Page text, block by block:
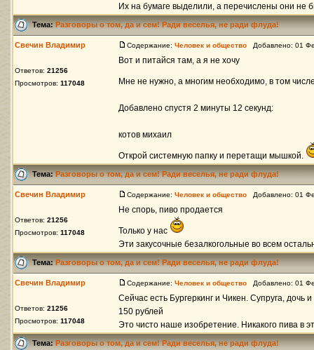
Их на бумаге выделили, а перечислены они не
Тема:Разговоры о том, да и сем! Ради веселья, не ради флуда!
Свечин Владимир
Ответов: 21256
Просмотров: 117048
Содержание: Человек и общество Добавлено: 01
Вот и питайся там, а я не хочу
Мне не нужно, а многим необходимо, в том
Добавлено спустя 2 минуты 12 секунд:
котов михаил
Открой системную папку и перетащи мышкой.
Тема:Разговоры о том, да и сем! Ради веселья, не ради флуда!
Свечин Владимир
Ответов: 21256
Просмотров: 117048
Содержание: Человек и общество Добавлено: 01
Не спорь, пиво продается
Только у нас
Эти закусочные безалкогольные во всем
Тема:Разговоры о том, да и сем! Ради веселья, не ради флуда!
Свечин Владимир
Ответов: 21256
Просмотров: 117048
Содержание: Человек и общество Добавлено: 01
Сейчас есть Бургеркинг и Чикен. Супруга, дочь
150 рублей
Это чисто наше изобретение. Никакого пива в
Тема:Разговоры о том, да и сем! Ради веселья, не ради флуда!